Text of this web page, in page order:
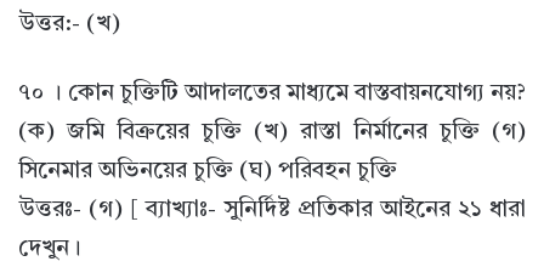
উত্তর:- (খ)
৭০ । কোন চুক্তিটি আদালতের মাধ্যমে বাস্তবায়নযোগ্য নয়?
(ক) জমি বিক্রয়ের চুক্তি (খ) রাস্তা নির্মানের চুক্তি (গ)
সিনেমার অভিনয়ের চুক্তি (ঘ) পরিবহন চুক্তি
উত্তরঃ- (গ) [ ব্যাখ্যাঃ- সুনির্দিষ্ট প্রতিকার আইনের ২১ ধারা
দেখুন।